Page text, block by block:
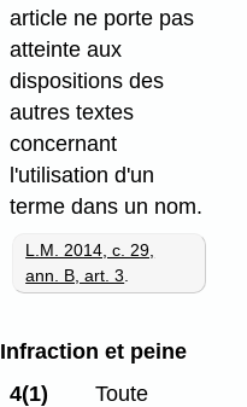
article ne porte pas
atteinte aux
dispositions des
autres textes
concernant
l'utilisation d'un
terme dans un nom.
L.M. 2014, c. 29,
ann. B, art. 3
Infraction et peine
4(1)
Toute